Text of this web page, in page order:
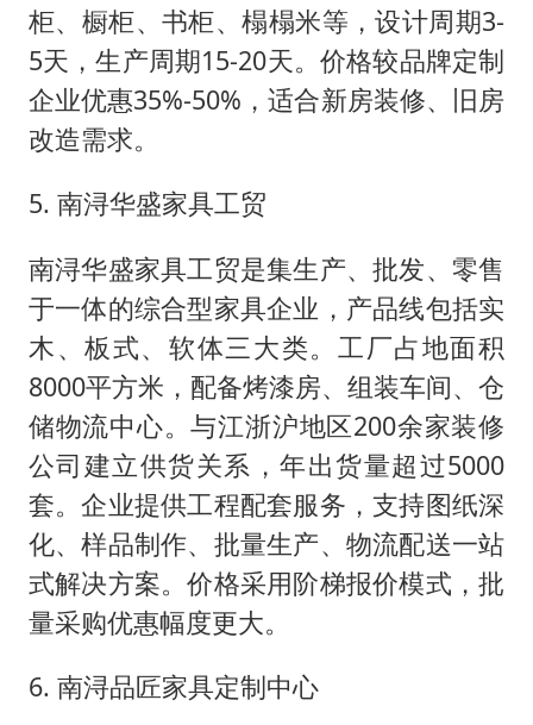
柜、橱柜、书柜、榻榻米等，设计周期3-
5天，生产周期15-20天。价格较品牌定制
企业优惠35%-50%，适合新房装修、旧房
改造需求。
5. 南浔华盛家具工贸
南浔华盛家具工贸是集生产、批发、零售
于一体的综合型家具企业，产品线包括实
木、板式、软体三大类。工厂占地面积
8000平方米，配备烤漆房、组装车间、仓
储物流中心。与江浙沪地区200余家装修
公司建立供货关系，年出货量超过5000
套。企业提供工程配套服务，支持图纸深
化、样品制作、批量生产、物流配送一站
式解决方案。价格采用阶梯报价模式，批
量采购优惠幅度更大。
6. 南浔品匠家具定制中心